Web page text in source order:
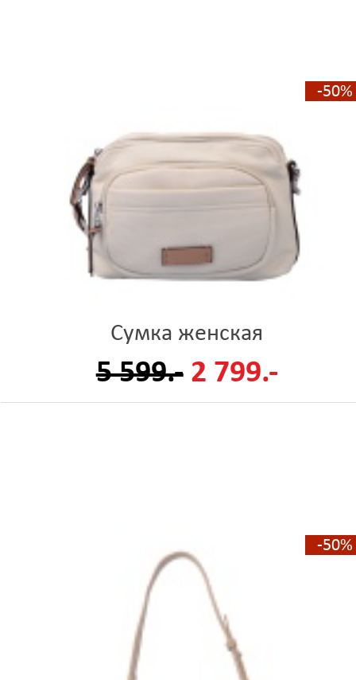
-50%
Сумка женская
5 599.- 2 799.-
-50%